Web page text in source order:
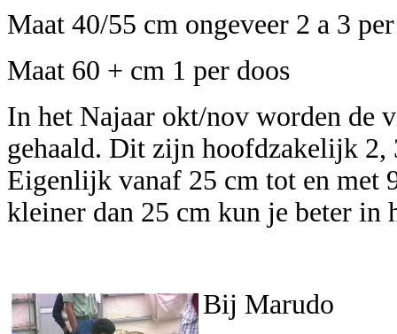
Maat 40/55 cm ongeveer 2 a 3
Maat 60 + cm 1 per doos
In het Najaar okt/nov worden de
gehaald. Dit zijn hoofdzakelijk 2,
Eigenlijk vanaf 25 cm tot en met
kleiner dan 25 cm kun je beter in
Bij Marudo